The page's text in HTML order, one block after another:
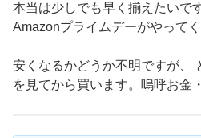
本当は少しでも早く揃えたいで
Amazonプライムデーがやって
安くなるかどうか不明ですが、
を見てから買います。嗚呼お金